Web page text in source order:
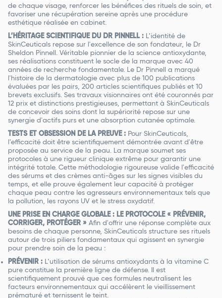
de chaque visage, renforcer les bénéfices des rituels de soin, et
favoriser une récupération sereine après une procédure
esthétique réalisée en cabinet.
L’HÉRITAGE SCIENTIFIQUE DU DR PINNELL : L’identité de
SkinCeuticals repose sur l'excellence de son fondateur, le Dr
Sheldon Pinnell. Véritable pionnier de la science antioxydante,
ses réalisations constituent le socle de la marque avec 40
années de recherche fondamentale. Le Dr Pinnell a marqué
l'histoire de la dermatologie avec plus de 100 publications
évaluées par les pairs, 200 articles scientifiques publiés et 10
brevets exclusifs. Ses travaux visionnaires ont été couronnés par
12 prix et distinctions prestigieuses, permettant à SkinCeuticals
de concevoir des soins dont la supériorité repose sur une
synergie d'actifs purs et une absorption cutanée optimale.
TESTS ET OBSESSION DE LA PREUVE : Pour SkinCeuticals,
l’efficacité doit être scientifiquement démontrée avant d'être
proposée au service de la peau. La marque soumet ses
protocoles à une rigueur clinique extrême pour garantir une
intégrité totale. Cette méthodologie rigoureuse valide l'efficacité
des sérums et des crèmes anti-âges sur les signes visibles du
temps, et elle prouve également leur capacité à protéger
chaque peau contre les agresseurs environnementaux tels que
la pollution, les rayons UV et le stress oxydatif.
UNE PRISE EN CHARGE GLOBALE : LE PROTOCOLE « PRÉVENIR,
CORRIGER, PROTÉGER » Afin d'offrir une réponse complète aux
besoins de chaque personne, SkinCeuticals structure ses rituels
autour de trois piliers fondamentaux qui agissent en synergie
pour prendre soin de la peau :
PRÉVENIR : L’utilisation de sérums antioxydants à la vitamine C
pure constitue la première ligne de défense. Il est
scientifiquement prouvé que ces formules neutralisent les
facteurs environnementaux qui accélèrent le vieillissement
prématuré et ternissent le teint.